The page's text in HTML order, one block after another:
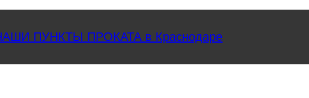
ПУНКТЫ ПРОКАТА в Краснодаре